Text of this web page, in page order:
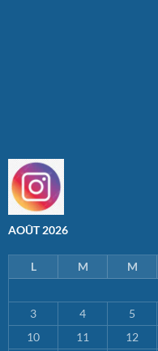
AOÛT 2026
L M M
3
4 5
10
11 12